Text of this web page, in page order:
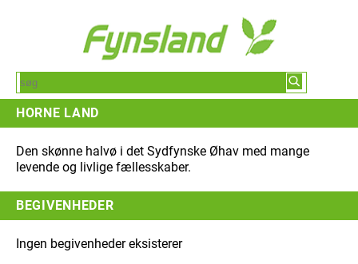
BEGIVENHEDER
Ingen begivenheder eksisterer
HORNE LAND
Den skønne halvø i det Sydfynske Øhav med mange
levende og livlige fællesskaber.